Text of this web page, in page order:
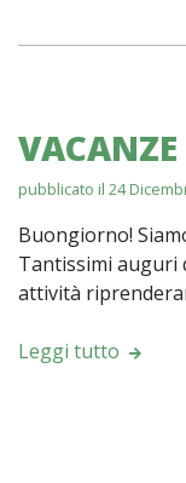
pubblicato il 24
Buongiorno!
Tantissimi auguri
attività
Leggi tutto